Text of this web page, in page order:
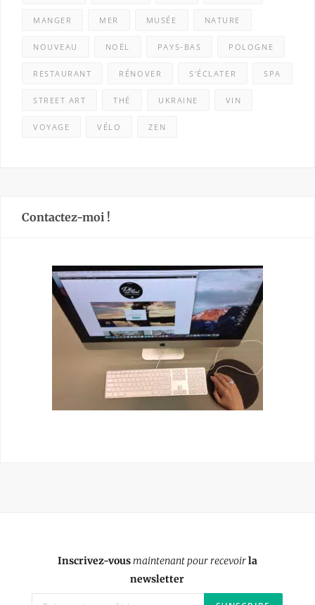
MANGER MER MUSÉE NATURE
NOUVEAU NOËL PAYS-BAS POLOGNE
RESTAURANT RÉNOVER S'ÉCLATER SPA
STREET ART THÉ UKRAINE VIN
VOYAGE VÉLO ZEN
Contactez-moi !
Inscrivez-vousmaintenant pour recevoirla
newsletter